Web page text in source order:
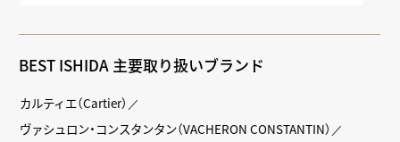
BEST ISHIDA 主要取り扱いブランド
カルティエ（Cartier）
ヴァシュロン・コンスタンタン（VACHERON CONSTANTIN）